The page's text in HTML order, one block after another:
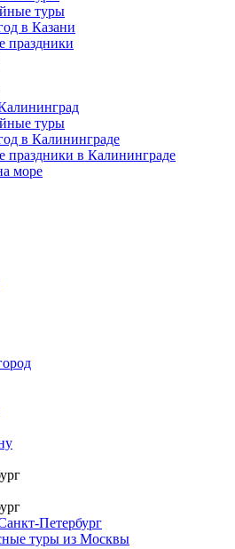
туры
в Казани
праздники
туры
в Калининграде
праздники в Калининграде
море
Петербург
туры из Москвы